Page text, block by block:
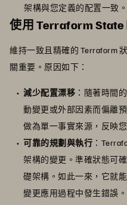
架構與您定義的配置一致。
使用 Terraform
維持一致且精確的 Terraform
關重要。原因如下：
減少配置漂移 ：隨著時間
動變更或外部因素而偏離
做為單一事實來源，反映
可靠的規劃與執行 ：
架構的變更。準確狀態可
礎架構。如此一來，它就
變更應用過程中發生錯誤。